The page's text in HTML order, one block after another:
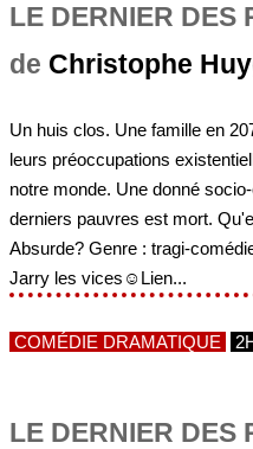
LE DERNIER DES
de Christophe
Un huis clos. Une famille en
leurs préoccupations
notre monde. Une donné
derniers pauvres est mort.
Absurde? Genre : tragi-
Jarry les vices☺Lien...
COMÉDIE DRAMATIQUE
LE DERNIER DES